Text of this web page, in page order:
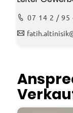
07 14 2 / 95